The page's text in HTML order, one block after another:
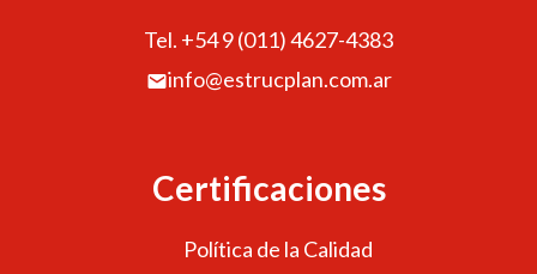
Tel. +54 9 (011) 4627-4383
info@estrucplan.com.ar
Certificaciones
Política de la Calidad